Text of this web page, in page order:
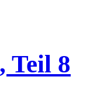
Teil 8